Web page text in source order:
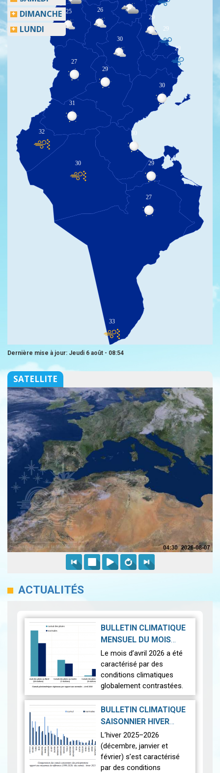
26
25
30
29
29
29
27
29
30
30
31
32
30 29
27
33
DIMANCHE
LUNDI
Dernière mise à jour: Jeudi 6 août - 08:54
SATELLITE
ACTUALITÉS
BULLETIN CLIMATIQUE
MENSUEL DU MOIS
D'AVRIL 2026 |
2026-05-19
Le mois d’avril 2026 a été
caractérisé par des
conditions climatiques
globalement contrastées.
Sur le plan thermique, les
températures ont été
légèrement supérieures aux
BULLETIN CLIMATIQUE
SAISONNIER HIVER
2025-2026|2026-04-22
L’hiver 2025–2026
(décembre, janvier et
février) s’est caractérisé
par des conditions